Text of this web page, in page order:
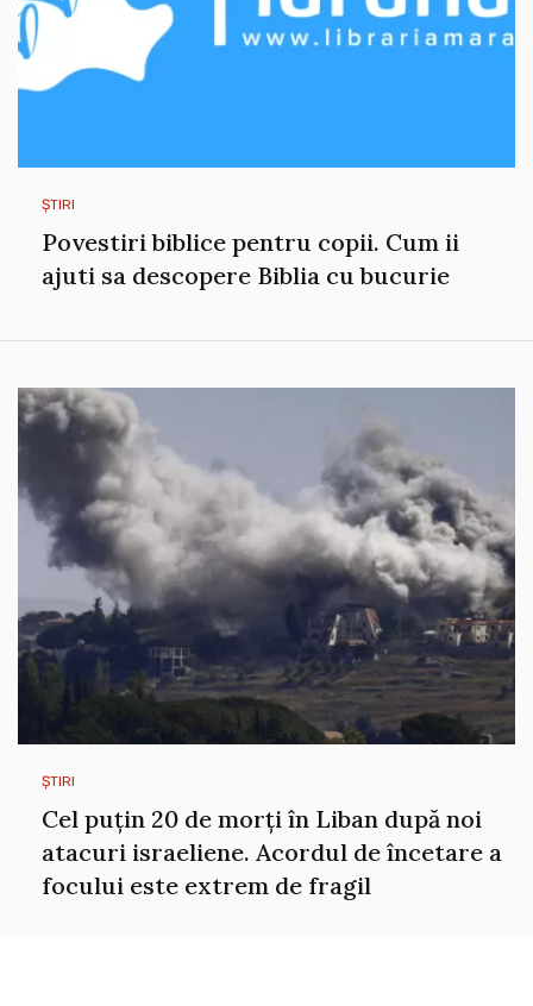
ȘTIRI
Povestiri biblice pentru copii. Cum ii
ajuti sa descopere Biblia cu bucurie
ȘTIRI
Cel puțin 20 de morți în Liban după noi
atacuri israeliene. Acordul de încetare a
focului este extrem de fragil